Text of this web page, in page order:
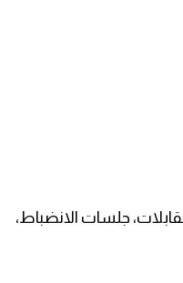
جلسات الانضباط،